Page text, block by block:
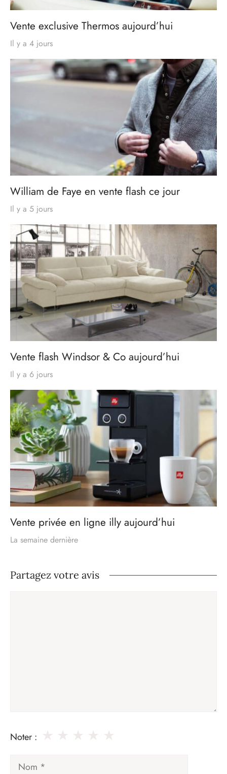
Vente exclusive Thermos aujourd’hui
Il y a 4 jours
William de Faye en vente flash ce jour
Il y a 5 jours
Vente flash Windsor & Co aujourd’hui
Il y a 6 jours
Vente privée en ligne illy aujourd’hui
La semaine dernière
Partagez votre avis
Noter :
Nom